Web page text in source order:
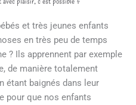
et très jeunes enfants
en très peu de temps
? Ils apprennent par exemple
de manière totalement
étant baignés dans leur
pour que nos enfants